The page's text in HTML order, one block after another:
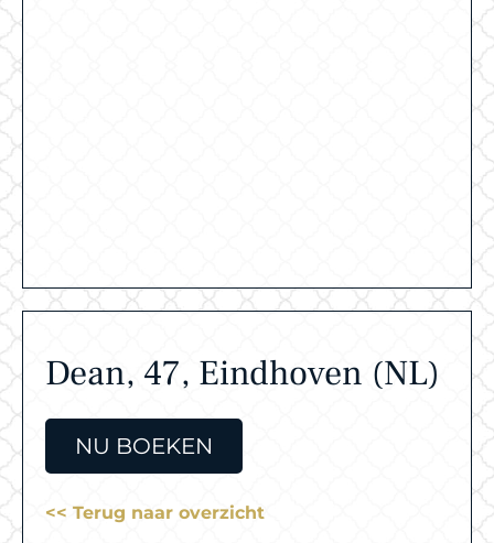
Dean, 47, Eindhoven (NL)
NU BOEKEN
<< Terug naar overzicht